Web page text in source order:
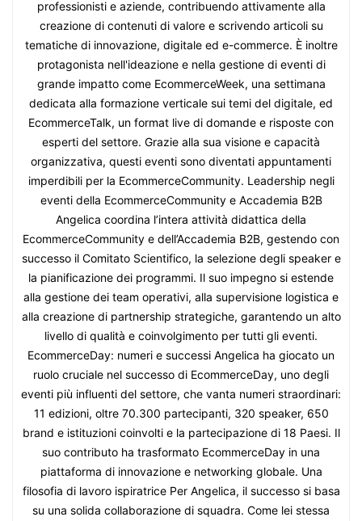
professionisti e aziende, contribuendo attivamente alla
creazione di contenuti di valore e scrivendo articoli su
tematiche di innovazione, digitale ed e-commerce. È inoltre
protagonista nell'ideazione e nella gestione di eventi di
grande impatto come EcommerceWeek, una settimana
dedicata alla formazione verticale sui temi del digitale, ed
EcommerceTalk, un format live di domande e risposte con
esperti del settore. Grazie alla sua visione e capacità
organizzativa, questi eventi sono diventati appuntamenti
imperdibili per la EcommerceCommunity. Leadership negli
eventi della EcommerceCommunity e Accademia B2B
Angelica coordina l’intera attività didattica della
EcommerceCommunity e dell’Accademia B2B, gestendo con
successo il Comitato Scientifico, la selezione degli speaker e
la pianificazione dei programmi. Il suo impegno si estende
alla gestione dei team operativi, alla supervisione logistica e
alla creazione di partnership strategiche, garantendo un alto
livello di qualità e coinvolgimento per tutti gli eventi.
EcommerceDay: numeri e successi Angelica ha giocato un
ruolo cruciale nel successo di EcommerceDay, uno degli
eventi più influenti del settore, che vanta numeri straordinari:
11 edizioni, oltre 70.300 partecipanti, 320 speaker, 650
brand e istituzioni coinvolti e la partecipazione di 18 Paesi. Il
suo contributo ha trasformato EcommerceDay in una
piattaforma di innovazione e networking globale. Una
filosofia di lavoro ispiratrice Per Angelica, il successo si basa
su una solida collaborazione di squadra. Come lei stessa